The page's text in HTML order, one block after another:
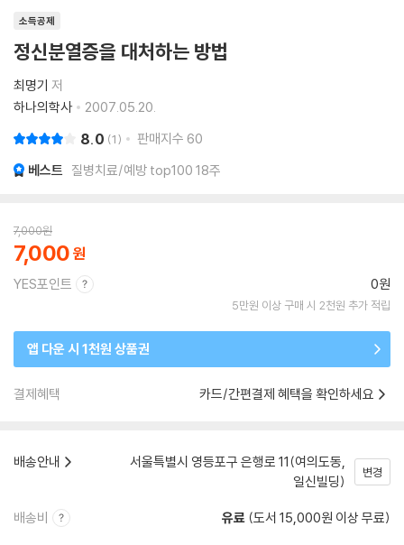
소득공제
정신분열증을 대처하는 방법
최명기 저
하나의학사
2007.05.20.
8.0 1 판매지수 60
베스트 질병치료/예방 top100 18주
7,000원
7,000
YES포인트 0원
5만원 이상 구매 시 2천원 추가 적립
앱 다운 시 1천원 상품권
결제혜택 카드/간편결제 혜택을 확인하세요
배송안내
서울특별시 영등포구 은행로 11(여의도동,
일신빌딩)
변경
배송비 유료 (도서 15,000원 이상 무료)